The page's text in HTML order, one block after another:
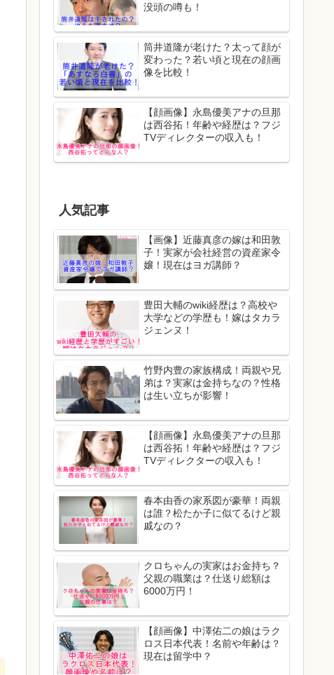
没頭の噂も！
筒井道隆が老けた？太って顔が
変わった？若い頃と現在の顔画
像を比較！
【顔画像】永島優美アナの旦那
は西谷拓！年齢や経歴は？フジ
TVディレクターの収入も！
人気記事
【画像】近藤真彦の嫁は和田敦
子！実家が会社経営の資産家令
嬢！現在はヨガ講師？
豊田大輔のwiki経歴は？高校や
大学などの学歴も！嫁はタカラ
ジェンヌ！
竹野内豊の家族構成！両親や兄
弟は？実家は金持ちなの？性格
は生い立ちが影響！
【顔画像】永島優美アナの旦那
は西谷拓！年齢や経歴は？フジ
TVディレクターの収入も！
春本由香の家系図が豪華！両親
は誰？松たか子に似てるけど親
戚なの？
クロちゃんの実家はお金持ち？
父親の職業は？仕送り総額は
6000万円！
【顔画像】中澤佑二の娘はラク
ロス日本代表！名前や年齢は？
現在は留学中？